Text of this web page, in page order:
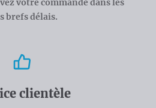
votre commande dans les
brefs délais.
clientèle